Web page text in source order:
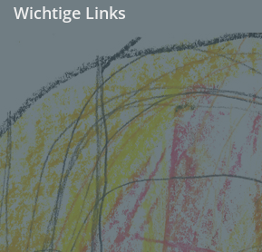
Wichtige Links